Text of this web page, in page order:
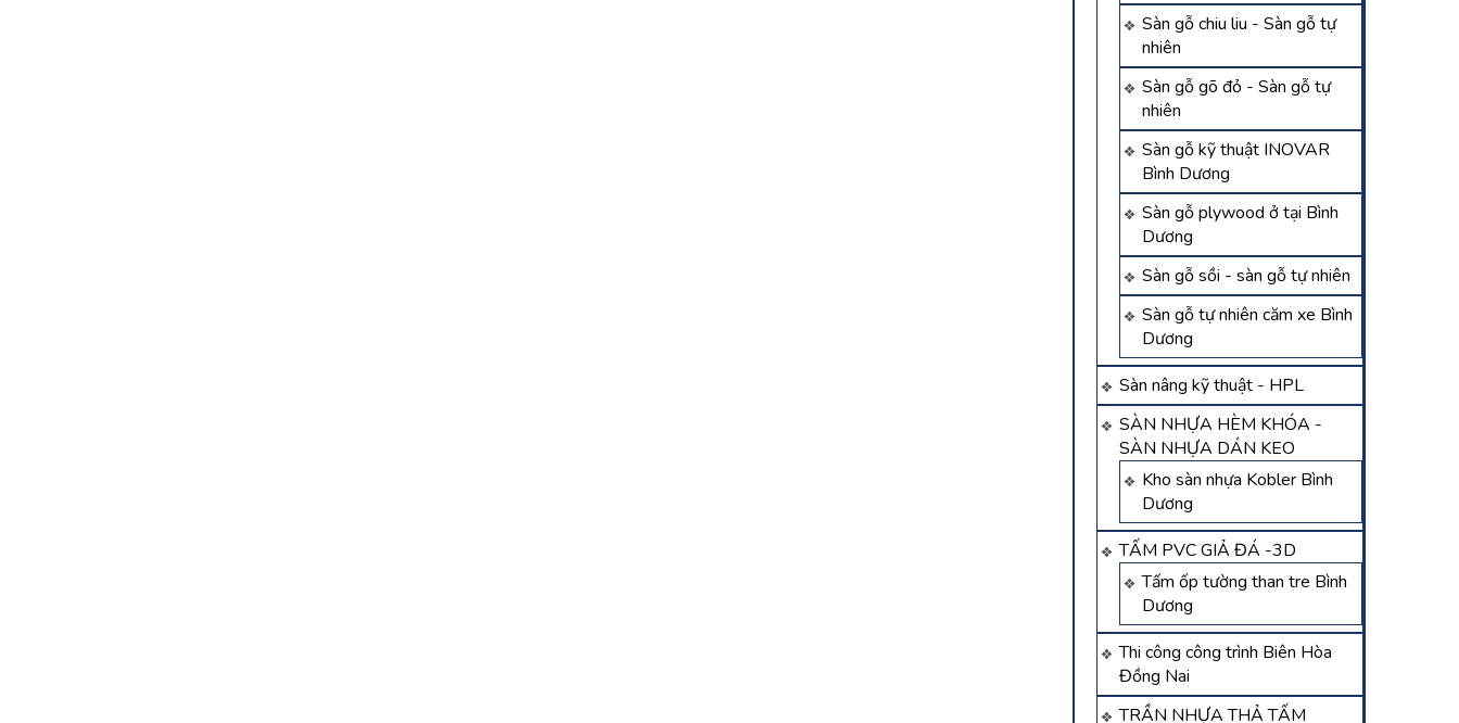
Sàn gỗ chiu liu - Sàn gỗ tự
nhiên
Sàn gỗ gõ đỏ - Sàn gỗ tự
nhiên
Sàn gỗ kỹ thuật INOVAR
Bình Dương
Sàn gỗ plywood ở tại Bình
Dương
Sàn gỗ sồi - sàn gỗ tự nhiên
Sàn gỗ tự nhiên căm xe Bình
Dương
Sàn nâng kỹ thuật - HPL
SÀN NHỰA HÈM KHÓA -
SÀN NHỰA DÁN KEO
Kho sàn nhựa Kobler Bình
Dương
TẤM PVC GIẢ ĐÁ -3D
Tấm ốp tường than tre Bình
Dương
Thi công công trình Biên Hòa
Đồng Nai
TRẦN NHỰA THẢ TẤM